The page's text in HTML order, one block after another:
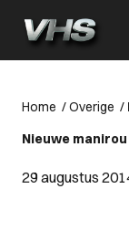
Home /Overige /
Nieuwe
29 augustus